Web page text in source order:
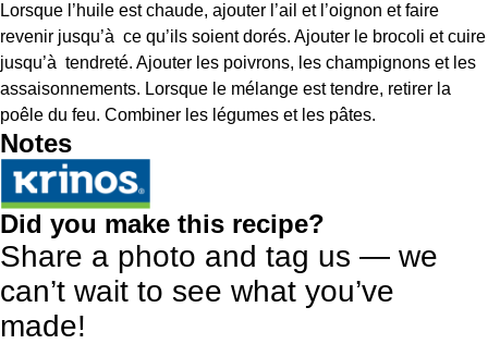
Lorsque l’huile est chaude, ajouter l’ail et l’oignon et faire
revenir jusqu’à ce qu’ils soient dorés. Ajouter le brocoli et cuire
jusqu’à tendreté. Ajouter les poivrons, les champignons et les
assaisonnements. Lorsque le mélange est tendre, retirer la
poêle du feu. Combiner les légumes et les pâtes.
Notes
Did you make this recipe?
Share a photo and tag us — we
can’t wait to see what you’ve
made!